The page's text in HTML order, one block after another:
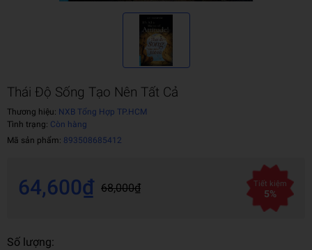
Thái Độ Sống Tạo Nên Tất Cả
Thương hiệu: NXB Tổng Hợp TP.HCM
Tình trạng: Còn hàng
Mã sản phẩm: 893508685412
64,600₫ 68,000₫ Tiết kiệm
5%
Số lượng: